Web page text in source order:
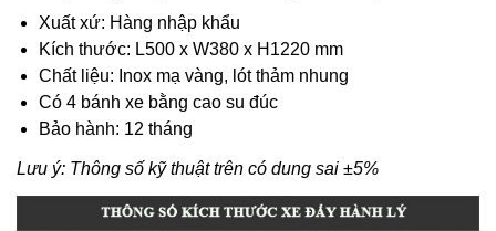
Xuất xứ: Hàng nhập khẩu
Kích thước: L500 x W380 x H1220 mm
Chất liệu: Inox mạ vàng, lót thảm nhung
Có 4 bánh xe bằng cao su đúc
Bảo hành: 12 tháng
Lưu ý: Thông số kỹ thuật trên có dung sai ±5%